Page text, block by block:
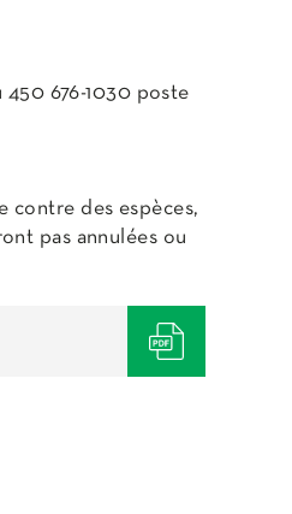
676-1030 poste
contre des espèces,
pas annulées ou